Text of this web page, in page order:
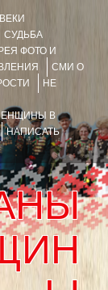
СУДЬБА
ФОТО И
СМИ О
НЕ
В
НАПИСАТЬ